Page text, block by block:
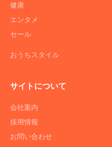
健康
エンタメ
セール
おうちスタイル
サイトについて
会社案内
採用情報
お問い合わせ